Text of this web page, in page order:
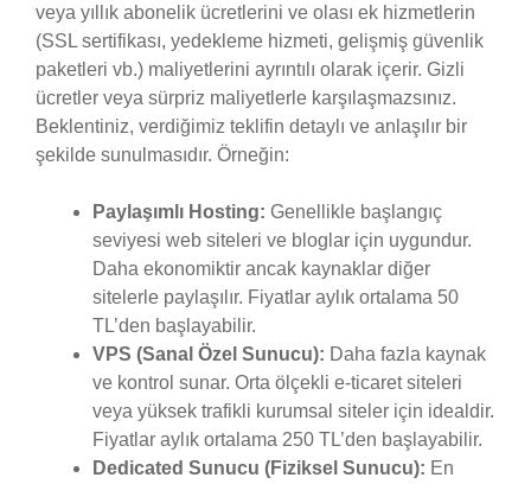
veya yıllık abonelik ücretlerini ve olası ek hizmetlerin
(SSL sertifikası, yedekleme hizmeti, gelişmiş güvenlik
paketleri vb.) maliyetlerini ayrıntılı olarak içerir. Gizli
ücretler veya sürpriz maliyetlerle karşılaşmazsınız.
Beklentiniz, verdiğimiz teklifin detaylı ve anlaşılır bir
şekilde sunulmasıdır. Örneğin:
Paylaşımlı Hosting: Genellikle başlangıç
seviyesi web siteleri ve bloglar için uygundur.
Daha ekonomiktir ancak kaynaklar diğer
sitelerle paylaşılır. Fiyatlar aylık ortalama 50
TL’den başlayabilir.
VPS (Sanal Özel Sunucu): Daha fazla kaynak
ve kontrol sunar. Orta ölçekli e-ticaret siteleri
veya yüksek trafikli kurumsal siteler için idealdir.
Fiyatlar aylık ortalama 250 TL’den başlayabilir.
Dedicated Sunucu (Fiziksel Sunucu): En